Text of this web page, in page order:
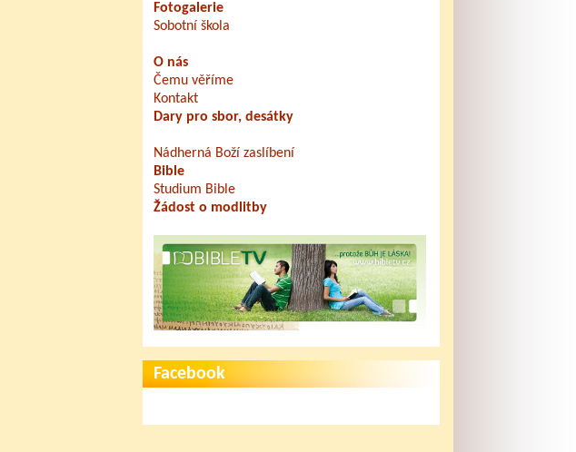
Fotogalerie
Sobotní škola
O nás
Čemu věříme
Kontakt
Dary pro sbor, desátky
Nádherná Boží zaslíbení
Bible
Studium Bible
Žádost o modlitby
Facebook